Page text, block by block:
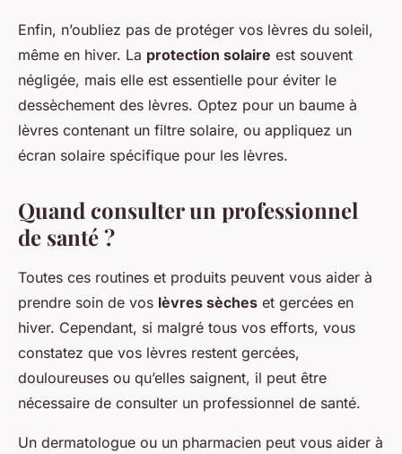
Enfin, n’oubliez pas de protéger vos lèvres du soleil,
même en hiver. La protection solaire est souvent
négligée, mais elle est essentielle pour éviter le
dessèchement des lèvres. Optez pour un baume à
lèvres contenant un filtre solaire, ou appliquez un
écran solaire spécifique pour les lèvres.
Quand consulter un professionnel
de santé ?
Toutes ces routines et produits peuvent vous aider à
prendre soin de vos lèvres sèches et gercées en
hiver. Cependant, si malgré tous vos efforts, vous
constatez que vos lèvres restent gercées,
douloureuses ou qu’elles saignent, il peut être
nécessaire de consulter un professionnel de santé.
Un dermatologue ou un pharmacien peut vous aider à